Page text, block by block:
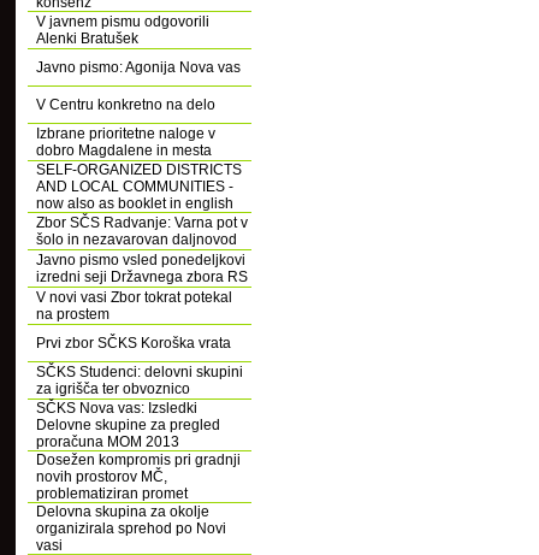
V javnem pismu odgovorili
Alenki Bratušek
Javno pismo: Agonija Nova vas
V Centru konkretno na delo
Izbrane prioritetne naloge v
dobro Magdalene in mesta
SELF-ORGANIZED DISTRICTS
AND LOCAL COMMUNITIES -
now also as booklet in english
Zbor SČS Radvanje: Varna pot v
šolo in nezavarovan daljnovod
Javno pismo vsled ponedeljkovi
izredni seji Državnega zbora RS
V novi vasi Zbor tokrat potekal
na prostem
Prvi zbor SČKS Koroška vrata
SČKS Studenci: delovni skupini
za igrišča ter obvoznico
SČKS Nova vas: Izsledki
Delovne skupine za pregled
proračuna MOM 2013
Dosežen kompromis pri gradnji
novih prostorov MČ,
problematiziran promet
Delovna skupina za okolje
organizirala sprehod po Novi
vasi